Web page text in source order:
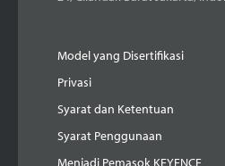
Model yang Disertifikasi
Privasi
Syarat dan Ketentuan
Syarat Penggunaan
Menjadi Pemasok KEYENCE